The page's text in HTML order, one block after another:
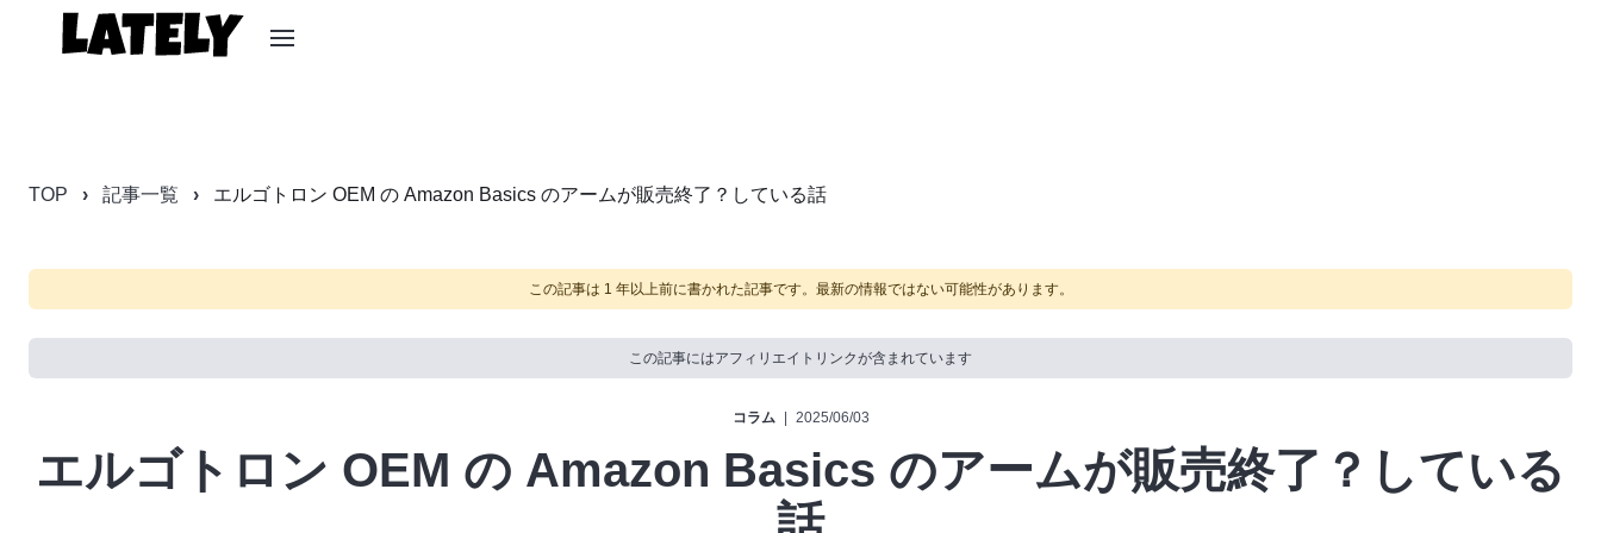
TOP 記事一覧 エルゴトロン OEM の Amazon Basics のアームが販売終了？している話
この記事は 1 年以上前に書かれた記事です。最新の情報ではない可能性があります。
この記事にはアフィリエイトリンクが含まれています
コラム 2025/06/03
エルゴトロン OEM の Amazon Basics のアームが販売終了？している